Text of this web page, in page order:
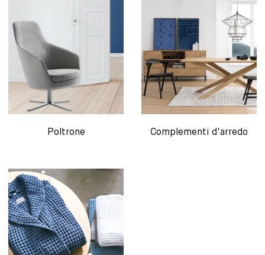
Poltrone Complementi d'arredo